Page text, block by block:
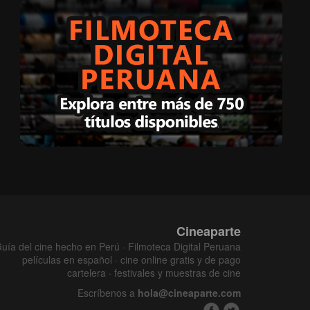
Cineaparte
del cine hecho en Perú · Filmoteca Digital Peruana
películas en español · cine online gratis y de pago
cartelera · festivales y muestras de cine
Escríbenos a hola@cineaparte.com